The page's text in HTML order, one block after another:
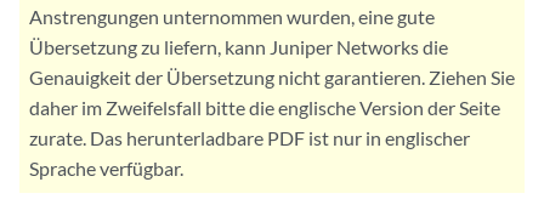
Anstrengungen unternommen wurden, eine gute
Übersetzung zu liefern, kann Juniper Networks die
Genauigkeit der Übersetzung nicht garantieren. Ziehen Sie
daher im Zweifelsfall bitte die englische Version der Seite
zurate. Das herunterladbare PDF ist nur in englischer
Sprache verfügbar.